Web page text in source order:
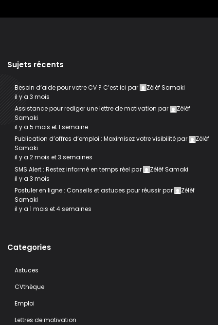
Sujets récents
Besoin d’aide pour votre CV ? C’est ici par
Zélèf Samaki
il y a 3 mois
Assistance pour rediger une lettre de motivation par
Zélèf
Samaki
il y a 5 mois et 1 semaine
Publication d’offres d’emploi : Maximisez votre visibilitépar
Zélèf
Samaki
il y a 2 mois et 3 semaines
SMS Alert : Restez informé en temps réel par
Zélèf Samaki
il y a 3 mois
Postuler en ligne : Conseils et astuces pour réussirpar
Zélèf
Samaki
il y a 1 mois et 4 semaines
Categories
Astuces
CVthèque
Emploi
Lettres de motivation